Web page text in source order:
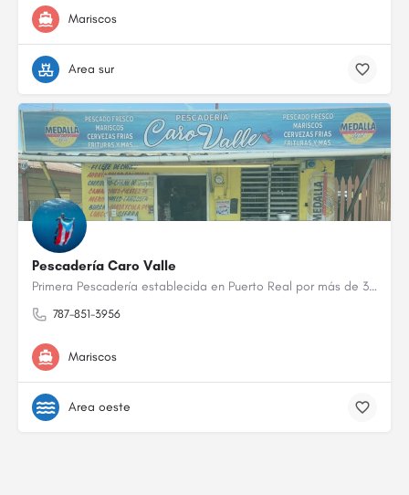
Mariscos
Area sur
Pescadería Caro Valle
Primera Pescadería establecida en Puerto Real por más de 30 años. Venta al detal de pesca fresca, tenemos…
787-851-3956
Mariscos
Area oeste